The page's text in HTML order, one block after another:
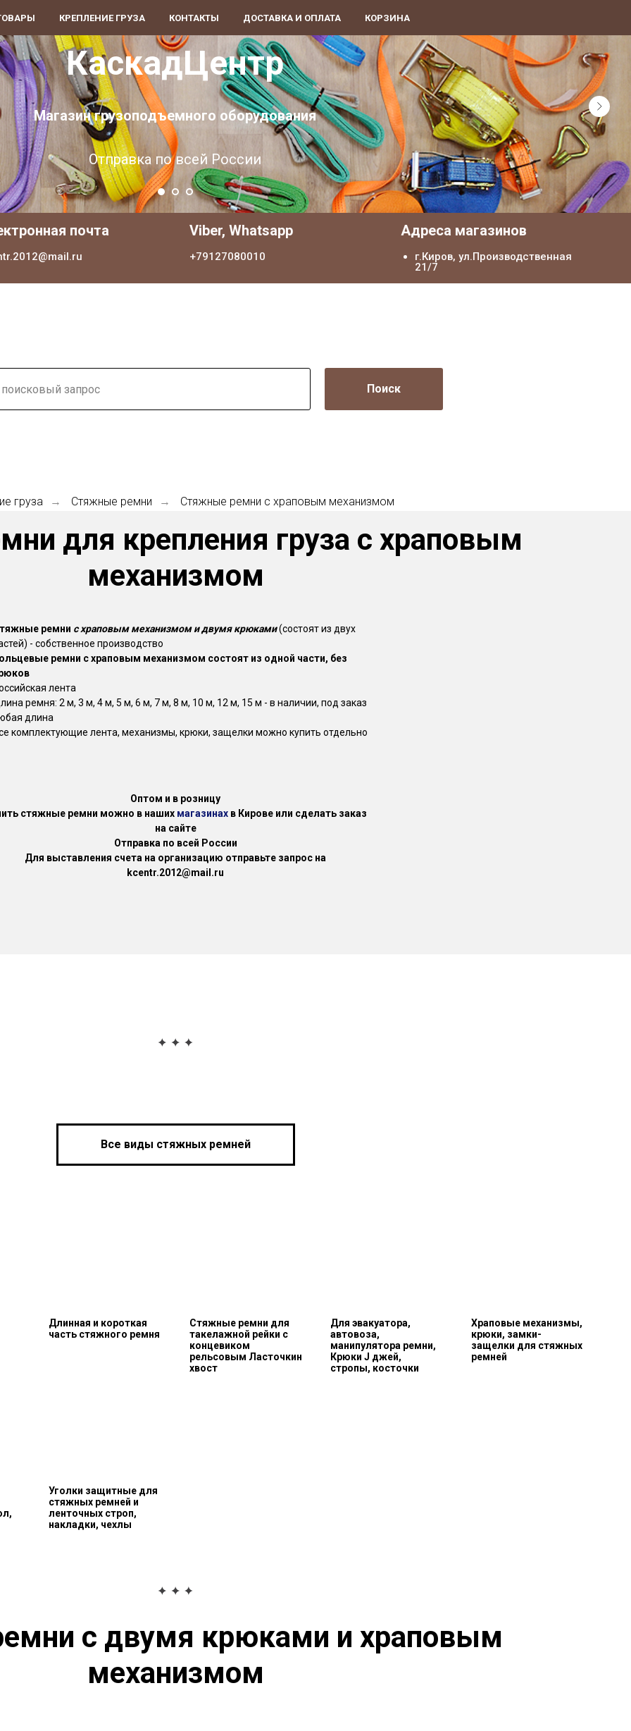
КаскадЦентр
Магазин грузоподъемного оборудования
Отправка по всей России
почта Viber, Whatsapp
+79127080010
Адреса магазинов
г.Киров, ул.Производственная
21/7
Поиск
КРЕПЛЕНИЕ ГРУЗА КОНТАКТЫ ДОСТАВКА И ОПЛАТА КОРЗИНА
груза → Стяжные ремни → Стяжные ремни с храповым механизмом
для крепления груза с храповым
механизмом
ремни с храповым механизмом и двумя крюками(состоят из двух
- собственное производство
ремни с храповым механизмом состоят из одной части, без
лента
ремня: 2 м, 3 м, 4 м, 5 м, 6 м, 7 м, 8 м, 10 м, 12 м, 15 м - в наличии, под заказ
длина
комплектующие лента, механизмы, крюки, защелки можно купить отдельно
Оптом и в розницу
стяжные ремни можно в наших магазинахв Кирове или сделать заказ
на сайте
Отправка по всей России
Для выставления счета на организацию отправьте запрос на
kcentr.2012@mail.ru
Все виды стяжных ремней
Длинная и короткая
часть стяжного ремня
Стяжные ремни для
такелажной рейки с
концевиком
рельсовым Ласточкин
хвост
Для эвакуатора,
автовоза,
манипулятора ремни,
Крюки J джей,
стропы, косточки
Храповые механизмы,
крюки, замки-
защелки для стяжных
ремней
Уголки защитные для
стяжных ремней и
ленточных строп,
накладки, чехлы
с двумя крюками и храповым
механизмом